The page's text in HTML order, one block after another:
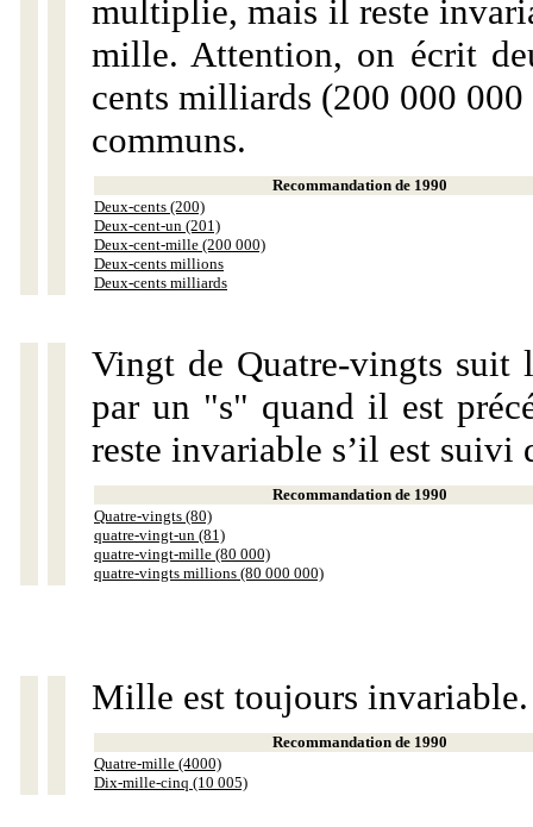
multiplie, mais il reste
mille. Attention, on écrit
cents milliards (200 000
communs.
Recommandation de 1990
Deux-cents (200)
Deux-cent-un (201)
Deux-cent-mille (200 000)
Deux-cents millions
Deux-cents milliards
Vingt de Quatre-vingts suit
par un "s" quand il est
reste invariable s’il est suivi
Recommandation de 1990
Quatre-vingts (80)
quatre-vingt-un (81)
quatre-vingt-mille (80 000)
quatre-vingts millions (80 000 000)
Mille est toujours invariable.
Recommandation de 1990
Quatre-mille (4000)
Dix-mille-cinq (10 005)